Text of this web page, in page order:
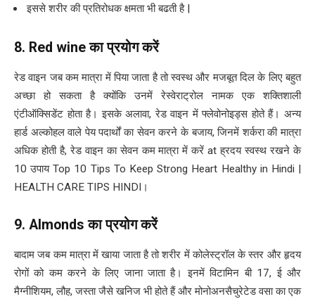
इससे शरीर की प्रतिरोधक क्षमता भी बढती है |
8. Red wineका प्रयोग करें
रेड वाइन जब कम मात्रा में पिया जाता है तो स्वस्थ और मजबूत दिल के लिए बहुत
अच्छा हो सकता है क्योंकि उनमें रेस्वेराट्रोल नामक एक शक्तिशाली
एंटीऑक्सिडेंट होता है। इसके अलावा, रेड वाइन में फ्लेवोनोइड्स होते हैं। अन्य
हार्ड अल्कोहल वाले पेय पदार्थों का सेवन करने के बजाय, जिनमें शर्करा की मात्रा
अधिक होती है, रेड वाइन का सेवन कम मात्रा में करें at ह्रदय स्वस्थ रखने के
10 उपाय Top 10 Tips To Keep Strong Heart Healthy in Hindi |
HEALTH CARE TIPS HINDI।
9. Almondsका प्रयोग करें
बादाम जब कम मात्रा में खाया जाता है तो शरीर में कोलेस्ट्रॉल के स्तर और हृदय
रोगों को कम करने के लिए जाना जाता है। इनमें विटामिन बी 17, ई और
मैग्नीशियम, लौह, जस्ता जैसे खनिज भी होते हैं और मोनोअनसैचुरेटेड वसा का एक